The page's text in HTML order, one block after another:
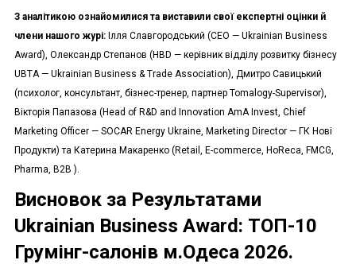
З аналітикою ознайомилися та виставили свої експертні оцінки й
члени нашого журі:Ілля Славгородський (СЕО — Ukrainian Business
Award), Олександр Степанов (HBD — керівник відділу розвитку бізнесу
UBTA — Ukrainian Business & Trade Association), Дмитро Савицький
(психолог, консультант, бізнес-тренер, партнер Tomalogy-Supervisor),
Вікторія Папазова (Head of R&D and Innovation AmA Invest, Chief
Marketing Officer — SOCAR Energy Ukraine, Marketing Director — ГК Нові
Продукти) та Катерина Макаренко (Retail, E-commerce, HoReca, FMCG,
Pharma, B2B ).
Висновок за Результатами
Ukrainian Business Award: ТОП-10
Грумінг-салонів м.Одеса 2026.